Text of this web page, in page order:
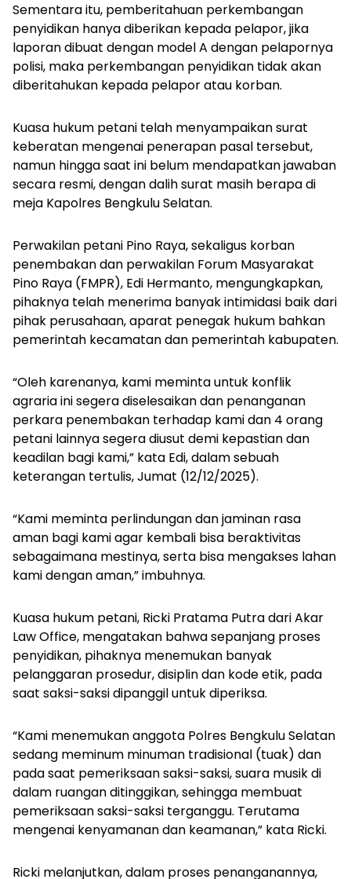
Sementara itu, pemberitahuan perkembangan
penyidikan hanya diberikan kepada pelapor, jika
laporan dibuat dengan model A dengan pelapornya
polisi, maka perkembangan penyidikan tidak akan
diberitahukan kepada pelapor atau korban.
Kuasa hukum petani telah menyampaikan surat
keberatan mengenai penerapan pasal tersebut,
namun hingga saat ini belum mendapatkan jawaban
secara resmi, dengan dalih surat masih berapa di
meja Kapolres Bengkulu Selatan.
Perwakilan petani Pino Raya, sekaligus korban
penembakan dan perwakilan Forum Masyarakat
Pino Raya (FMPR), Edi Hermanto, mengungkapkan,
pihaknya telah menerima banyak intimidasi baik dari
pihak perusahaan, aparat penegak hukum bahkan
pemerintah kecamatan dan pemerintah kabupaten.
“Oleh karenanya, kami meminta untuk konflik
agraria ini segera diselesaikan dan penanganan
perkara penembakan terhadap kami dan 4 orang
petani lainnya segera diusut demi kepastian dan
keadilan bagi kami,” kata Edi, dalam sebuah
keterangan tertulis, Jumat (12/12/2025).
“Kami meminta perlindungan dan jaminan rasa
aman bagi kami agar kembali bisa beraktivitas
sebagaimana mestinya, serta bisa mengakses lahan
kami dengan aman,” imbuhnya.
Kuasa hukum petani, Ricki Pratama Putra dari Akar
Law Office, mengatakan bahwa sepanjang proses
penyidikan, pihaknya menemukan banyak
pelanggaran prosedur, disiplin dan kode etik, pada
saat saksi-saksi dipanggil untuk diperiksa.
“Kami menemukan anggota Polres Bengkulu Selatan
sedang meminum minuman tradisional (tuak) dan
pada saat pemeriksaan saksi-saksi, suara musik di
dalam ruangan ditinggikan, sehingga membuat
pemeriksaan saksi-saksi terganggu. Terutama
mengenai kenyamanan dan keamanan,” kata Ricki.
Ricki melanjutkan, dalam proses penanganannya,